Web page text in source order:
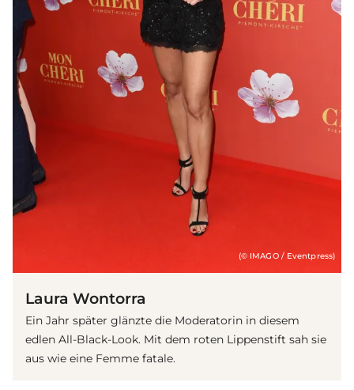
(© IMAGO / Eventpress)
Laura Wontorra
Ein Jahr später glänzte die Moderatorin in diesem
edlen All-Black-Look. Mit dem roten Lippenstift sah sie
aus wie eine Femme fatale.